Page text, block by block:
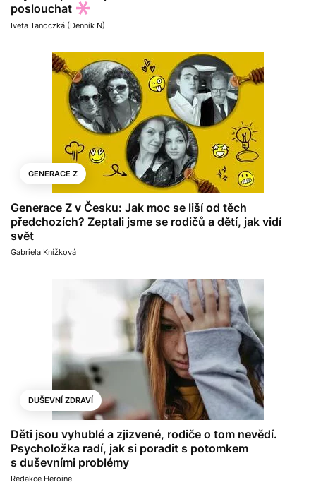
poslouchat
Iveta Tanoczká (Denník N)
GENERACE Z
Generace Z v Česku: Jak moc se liší od těch
předchozích? Zeptali jsme se rodičů a dětí, jak vidí
svět
Gabriela Knížková
DUŠEVNÍ ZDRAVÍ
Děti jsou vyhublé a zjizvené, rodiče o tom nevědí.
Psycholožka radí, jak si poradit s potomkem
s duševními problémy
Redakce Heroine